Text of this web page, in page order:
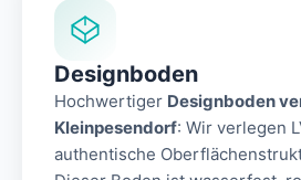
Designboden
Hochwertiger Designboden
Kleinpesendorf: Wir verlegen
authentische